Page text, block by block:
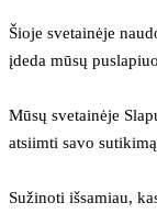
Šioje svetainėje
įdeda mūsų
Mūsų svetainėje
atsiimti savo
Sužinoti išsamiau,